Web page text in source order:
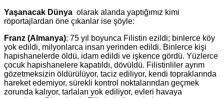
Yaşanacak Dünya olarak alanda yaptığımız kimi
röportajlardan öne çıkanlar ise şöyle:
Franz (Almanya): 75 yıl boyunca Filistin ezildi; binlerce köy
yok edildi, milyonlarca insan yerinden edildi. Binlerce kişi
hapishanelerde öldü, idam edildi ve işkence gördü. Yüzlerce
çocuk hapishanelere kapatıldı, dövüldü. Filistinliler ayrım
gözetmeksizin öldürülüyor, taciz ediliyor, kendi topraklarında
hareket edemiyor, sürekli kontrol noktalarından geçmek
zorunda kalıyor, tarlaları yok ediliyor, evleri havaya